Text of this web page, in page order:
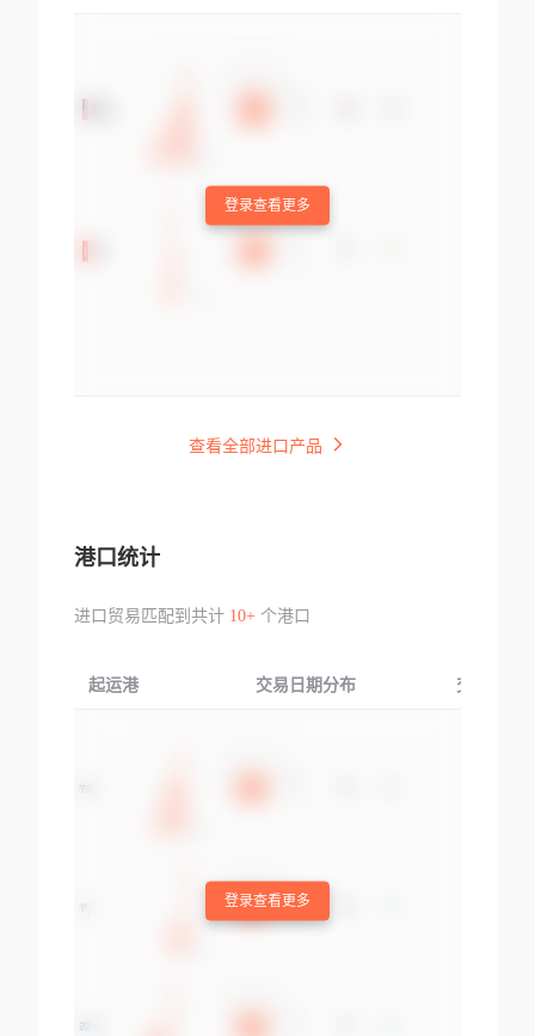
登录查看更多
查看全部进口产品
港口统计
进口贸易匹配到共计 10+个港口
起运港 交易日期分布 交易产品
登录查看更多